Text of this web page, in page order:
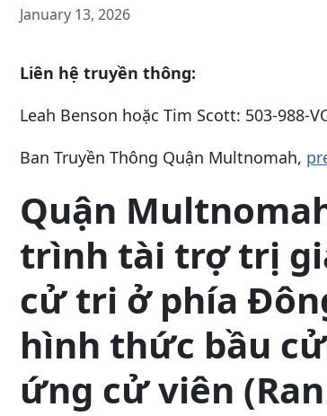
January 13, 2026
Liên hệ truyền thông:
Leah Benson hoặc Tim Scott: 503-988-
Ban Truyền Thông Quận Multnomah,
Quận
trình tài trợ trị
cử tri ở phía
hình thức bầu
ứng cử viên